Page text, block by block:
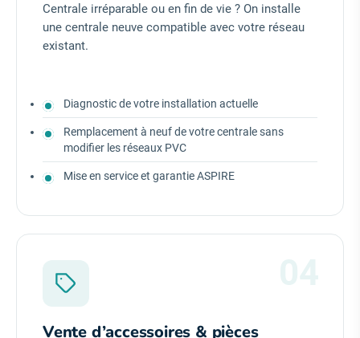
Centrale irréparable ou en fin de vie ? On installe
une centrale neuve compatible avec votre réseau
existant.
Diagnostic de votre installation actuelle
Remplacement à neuf de votre centrale sans
modifier les réseaux PVC
Mise en service et garantie ASPIRE
Vente d’accessoires & pièces